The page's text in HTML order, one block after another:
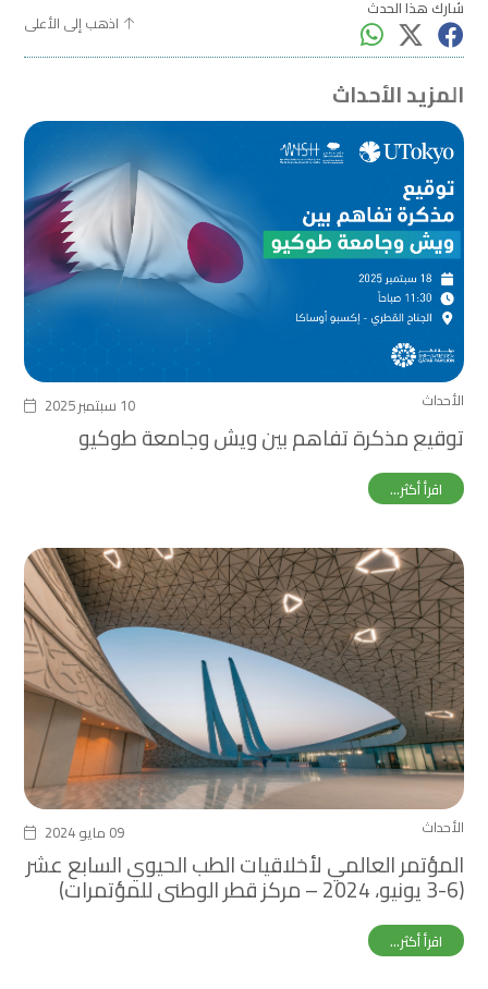
شارك هذا الحدث
اذهب إلى الأعلى
المزيد الأحداث
الأحداث 10 سبتمبر 2025
توقيع مذكرة تفاهم بين ويش وجامعة طوكيو
اقرأ أكثر...
الأحداث 09 مايو 2024
المؤتمر العالمي لأخلاقيات الطب الحيوي السابع عشر
(3-6 يونيو، 2024 – مركز قطر الوطني للمؤتمرات)
اقرأ أكثر...